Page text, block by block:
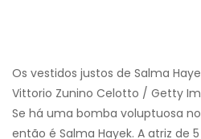
Os vestidos justos de Salma
Vittorio Zunino Celotto / Getty
Se há uma bomba voluptuosa
então é Salma Hayek. A atriz de